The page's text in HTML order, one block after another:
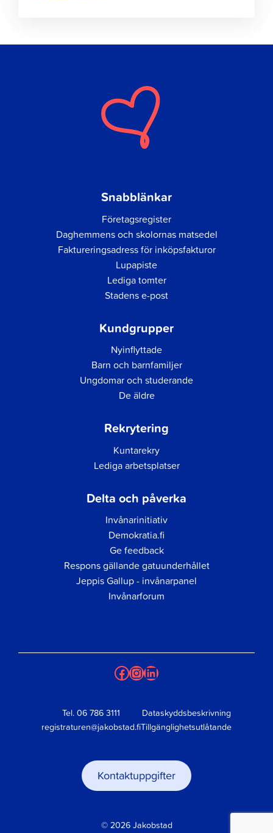
Snabblänkar
Företagsregister
Daghemmens och skolornas matsedel
Faktureringsadress för inköpsfakturor
Lupapiste
Lediga tomter
Stadens e-post
Kundgrupper
Nyinflyttade
Barn och barnfamiljer
Ungdomar och studerande
De äldre
Rekrytering
Kuntarekry
Lediga arbetsplatser
Delta och påverka
Invånarinitiativ
Demokratia.fi
Ge feedback
Respons gällande gatuunderhållet
Jeppis Gallup - invånarpanel
Invånarforum
Facebook
Instagram
LinkedIn
Tel. 06 786 3111
registraturen@jakobstad.fi
Dataskyddsbeskrivning
Tillgänglighetsutlåtande
Kontaktuppgifter
© 2026 Jakobstad